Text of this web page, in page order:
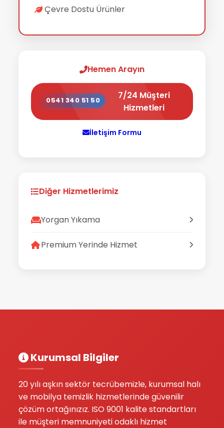
Çevre Dostu Ürünler
Hemen Arayın
0541 340 51 50
7/24 Müşteri
Hizmetleri
İletişim Formu
Diğer Hizmetlerimiz
Yorgan Yıkama
Premium Yerinde Hizmet
Kurumsal Bilgiler
20 yılı aşkın sektör tecrübemizle, kurumsal halı
ve mobilya temizlik hizmetlerinde güvenilir
çözüm ortağınızız. ISO 9001 kalite standartları
ile müşteri memnuniyeti odaklı hizmet